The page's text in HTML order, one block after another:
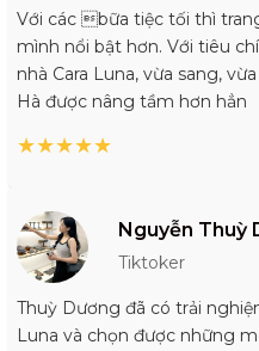
Với các bữa tiệc tối thì
mình nổi bật hơn. Với tiêu
nhà Cara Luna, vừa sang,
Hà được nâng tầm hơn hẳn
★★★★★
Nguyễn Thuỳ
Tiktoker
Thuỳ Dương đã có trải
Luna và chọn được những